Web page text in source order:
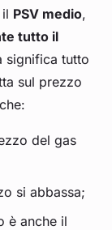
PSV medio,
tutto il
significa tutto
sul prezzo
del gas
si abbassa;
è anche il